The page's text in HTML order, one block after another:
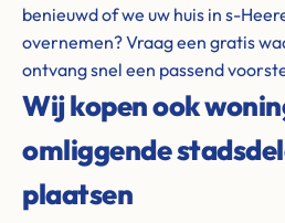
benieuwd of we uw huis in s-
overnemen? Vraag een gratis
ontvang snel een passend
Wij kopen ook
omliggende
plaatsen